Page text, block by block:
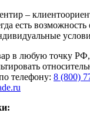
–
есть
в любую точку
телефону: 8 (800)